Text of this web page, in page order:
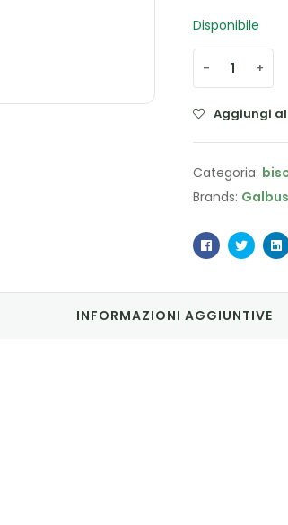
Disponibile
- +
Aggiungi
Categoria:
Brands:
Facebook
INFORMAZIONI AGGIUNTIVE